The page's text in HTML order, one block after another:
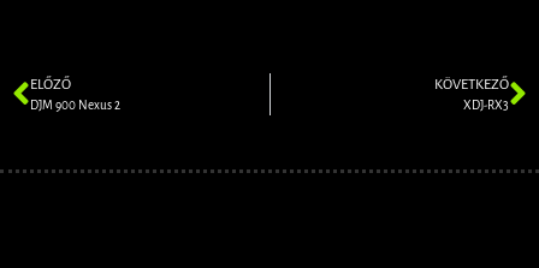
ELŐZŐ
DJM 900 Nexus 2
KÖVETKEZŐ
XDJ-RX3